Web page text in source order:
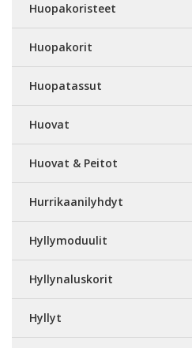
Huopakoristeet
Huopakorit
Huopatassut
Huovat
Huovat & Peitot
Hurrikaanilyhdyt
Hyllymoduulit
Hyllynaluskorit
Hyllyt